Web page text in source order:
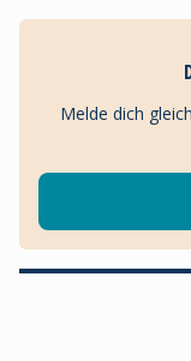
Melde dich